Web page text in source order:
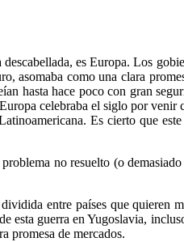
es Europa. Los
asomaba como una clara
hasta hace poco con gran
celebraba el siglo por
Es cierto que
no resuelto (o
entre países que quieren
esta guerra en Yugoslavia,
promesa de mercados.